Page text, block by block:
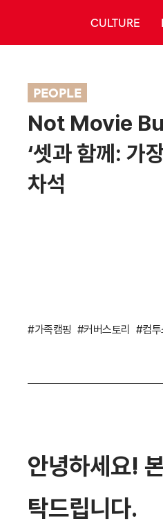
CULTURE
PEOPLE
Not Movie
‘셋과 함께: 가
차석
#가족캠핑 #커버스토리 #컴투
안녕하세요!
탁드립니다.